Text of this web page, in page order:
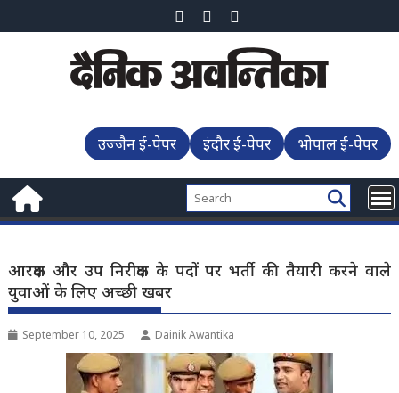
to
उज्जैन ई-पेपर इंदौर ई-पेपर भोपाल ई-पेपर
आरक्षक और उप निरीक्षक के पदों पर भर्ती की तैयारी करने वाले
युवाओं के लिए अच्छी खबर
September 10, 2025 Dainik Awantika